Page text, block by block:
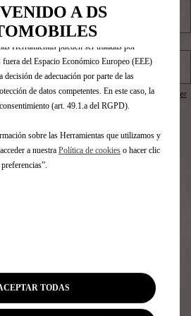
Restablecer
vehículo y rellena los datos para
A DS
lo que te ofrecemos. Nuestro sitio web
de terceros para mostrar publicidad
Herramientas pueden ser tratadas por
fuera del Espacio Económico Europeo (EEE)
decisión de adecuación por parte de las
de datos competentes. En este caso, la
(art. 49.1.a del RGPD).
sobre las Herramientas que utilizamos y
a nuestra Política de cookies o hacer clic
TODAS